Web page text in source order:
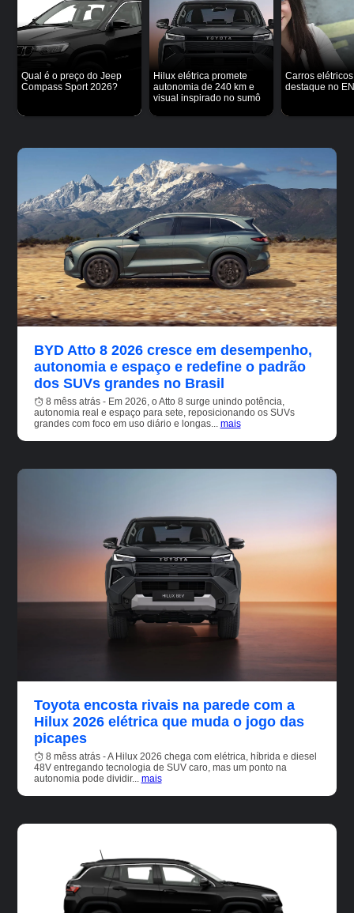
Qual é o preço do Jeep
Compass Sport 2026?
Hilux elétrica promete
autonomia de 240 km e
visual inspirado no sumô
Carros
destaque no
BYD Atto 8 2026 cresce em desempenho,
autonomia e espaço e redefine o padrão
dos SUVs grandes no Brasil
8 mêss atrás - Em 2026, o Atto 8 surge unindo potência,
autonomia real e espaço para sete, reposicionando os SUVs
grandes com foco em uso diário e longas... mais
Toyota encosta rivais na parede com a
Hilux 2026 elétrica que muda o jogo das
picapes
8 mêss atrás - A Hilux 2026 chega com elétrica, híbrida e diesel
48V entregando tecnologia de SUV caro, mas um ponto na
autonomia pode dividir... mais